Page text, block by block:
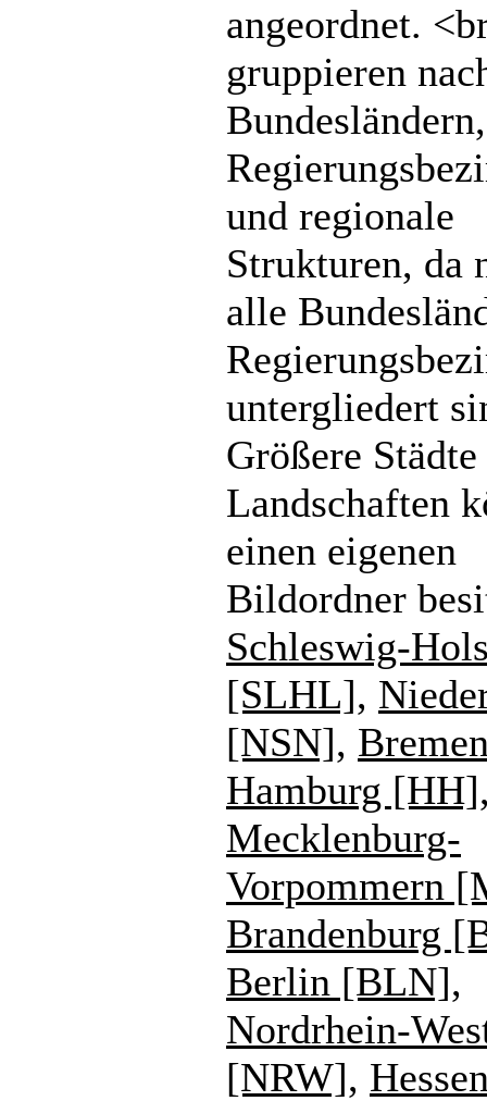
angeordnet.
gruppieren
Bundesländern,
und regionale
Strukturen, da
alle
untergliedert
Größere
Landschaften
einen eigenen
Bildordner
Schleswig-
[SLHL],
[NSN],
Hamburg [HH]
Mecklenburg-
Vorpommern
Brandenburg
Berlin [BLN],
Nordrhein-
[NRW],